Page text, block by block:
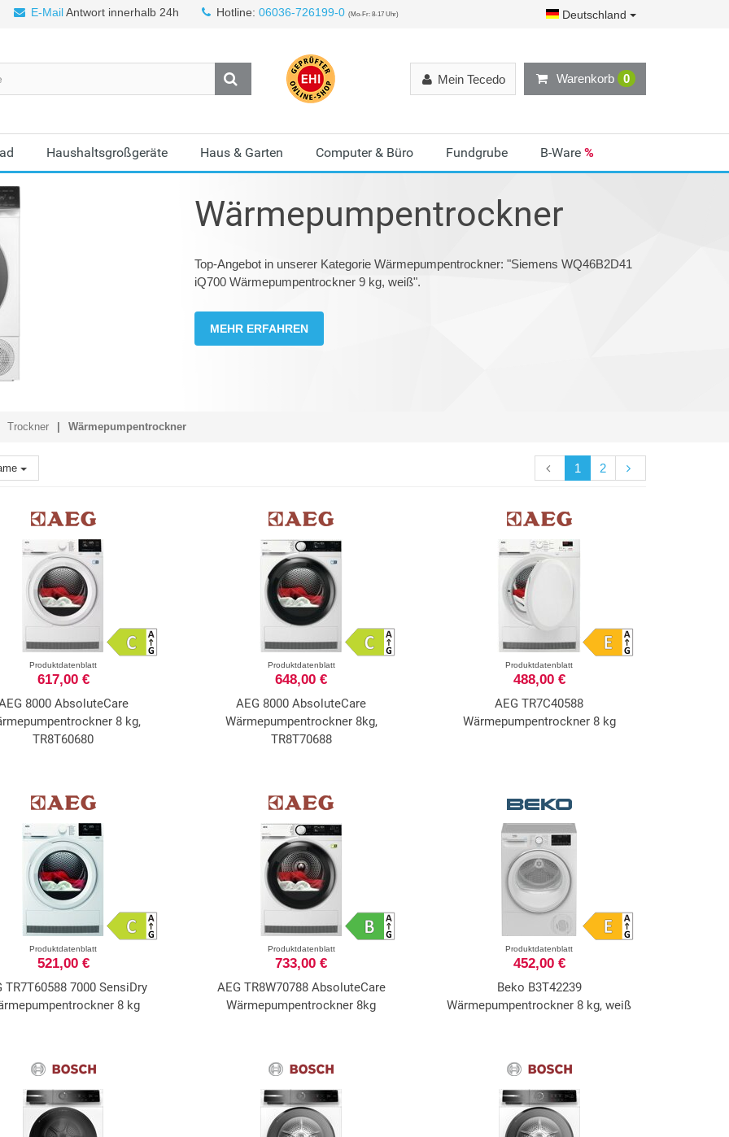
E-MailAntwort innerhalb 24h Hotline: 06036-726199-0 (Mo-Fr: 8-17 Uhr) Deutschland
Warenkorb 0
Mein Tecedo
Haushaltsgroßgeräte Haus & Garten Computer & Büro Fundgrube B-Ware %
Wärmepumpentrockner
Top-Angebot in unserer Kategorie Wärmepumpentrockner: "Siemens WQ46B2D41
iQ700 Wärmepumpentrockner 9 kg, weiß".
MEHR ERFAHREN
Trockner Wärmepumpentrockner
1 2
Produktdatenblatt
617,00 €
8000 AbsoluteCare
8 kg,
TR8T60680
Produktdatenblatt
648,00 €
AEG 8000 AbsoluteCare
Wärmepumpentrockner 8kg,
TR8T70688
Produktdatenblatt
488,00 €
AEG TR7C40588
Wärmepumpentrockner 8 kg
Produktdatenblatt
521,00 €
TR7T60588 7000 SensiDry
8 kg
Produktdatenblatt
733,00 €
AEG TR8W70788 AbsoluteCare
Wärmepumpentrockner 8kg
Produktdatenblatt
452,00 €
Beko B3T42239
Wärmepumpentrockner 8 kg, weiß